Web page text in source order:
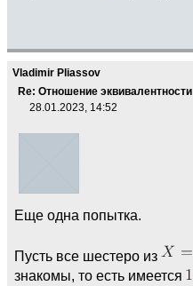
Vladimir Pliassov
Re: Отношение эквивалентности
28.01.2023, 14:52
Еще одна попытка.
Пусть все шестеро из
знакомы, то есть имеется